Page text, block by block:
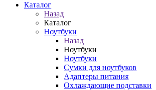
Каталог
Назад
Каталог
Ноутбуки
Назад
Ноутбуки
Ноутбуки
Сумки для ноутбуков
Адаптеры питания
Охлаждающие подставки